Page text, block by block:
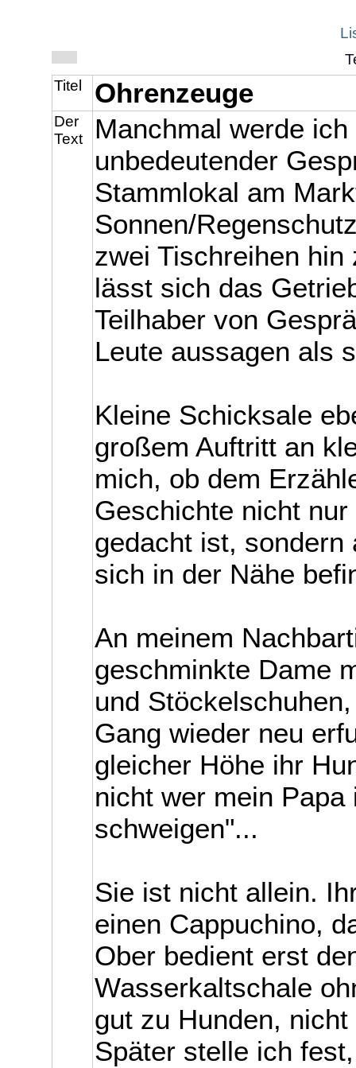
Titel
Ohrenzeuge
Der
Text
Manchmal werde
unbedeutender
Stammlokal am
Sonnen/
zwei Tischreihen
lässt sich das
Teilhaber von
Leute aussagen als
Kleine Schicksale
großem Auftritt an
mich, ob dem
Geschichte nicht
gedacht ist,
sich in der Nähe
An meinem
geschminkte Dame
und
Gang wieder neu
gleicher Höhe ihr
nicht wer mein
schweigen"...
Sie ist nicht allein.
einen Cappuchino,
Ober bedient erst
Wasserkaltschale
gut zu Hunden,
Später stelle ich